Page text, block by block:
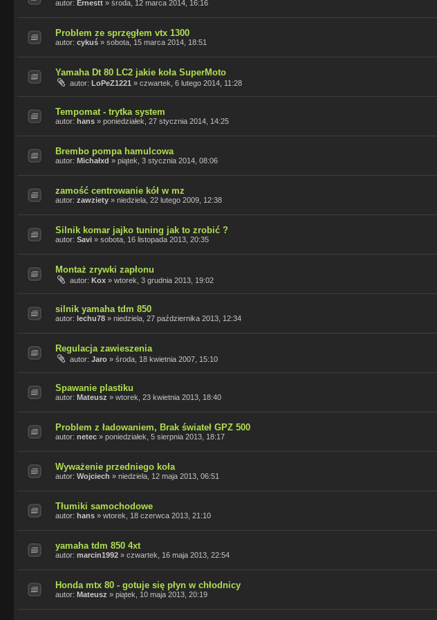
autor: Ernestt » środa, 12 marca 2014, 16:16
Problem ze sprzęgłem vtx 1300
autor: cykuś » sobota, 15 marca 2014, 18:51
Yamaha Dt 80 LC2 jakie koła SuperMoto
autor: LoPeZ1221 » czwartek, 6 lutego 2014, 11:28
Tempomat - trytka system
autor: hans » poniedziałek, 27 stycznia 2014, 14:25
Brembo pompa hamulcowa
autor: Michałxd » piątek, 3 stycznia 2014, 08:06
zamość centrowanie kół w mz
autor: zawziety » niedziela, 22 lutego 2009, 12:38
Silnik komar jajko tuning jak to zrobić ?
autor: Savi » sobota, 16 listopada 2013, 20:35
Montaż zrywki zapłonu
autor: Kox » wtorek, 3 grudnia 2013, 19:02
silnik yamaha tdm 850
autor: lechu78 » niedziela, 27 października 2013, 12:34
Regulacja zawieszenia
autor: Jaro » środa, 18 kwietnia 2007, 15:10
Spawanie plastiku
autor: Mateusz » wtorek, 23 kwietnia 2013, 18:40
Problem z ładowaniem, Brak świateł GPZ 500
autor: netec » poniedziałek, 5 sierpnia 2013, 18:17
Wyważenie przedniego koła
autor: Wojciech » niedziela, 12 maja 2013, 06:51
Tłumiki samochodowe
autor: hans » wtorek, 18 czerwca 2013, 21:10
yamaha tdm 850 4xt
autor: marcin1992 » czwartek, 16 maja 2013, 22:54
Honda mtx 80 - gotuje się płyn w chłodnicy
autor: Mateusz » piątek, 10 maja 2013, 20:19